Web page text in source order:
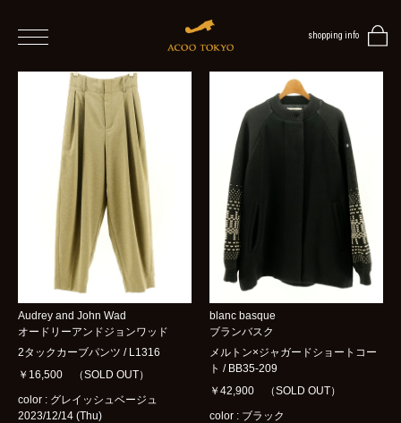
shopping info
home
women
ITEMS
ONE
PIECE
OUTER
/
VEST
/
Audrey and John Wad
オードリーアンドジョンワッド
2タックカーブパンツ / L1316
￥16,500 （SOLD OUT）
color : グレイッシュベージュ
2023/12/14 (Thu)
blanc basque
ブランバスク
メルトン×ジャガードショートコー
ト / BB35-209
￥42,900 （SOLD OUT）
color : ブラック